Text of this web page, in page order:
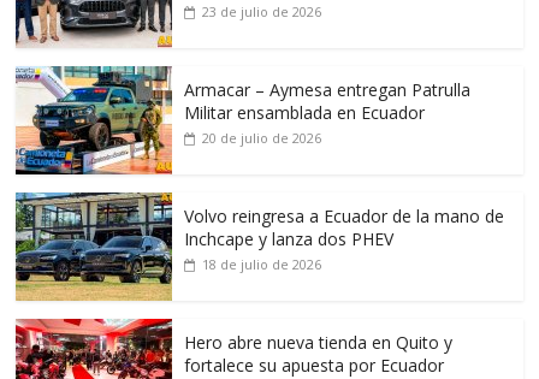
23 de julio de 2026
Armacar – Aymesa entregan Patrulla
Militar ensamblada en Ecuador
20 de julio de 2026
Volvo reingresa a Ecuador de la mano de
Inchcape y lanza dos PHEV
18 de julio de 2026
Hero abre nueva tienda en Quito y
fortalece su apuesta por Ecuador